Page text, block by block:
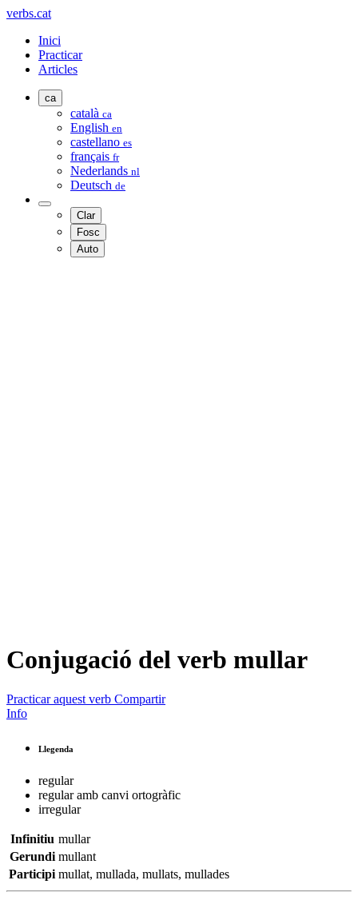
verbs.cat
Inici
Practicar
Articles
ca
català ca
English en
castellano es
français fr
Nederlands nl
Deutsch de
Clar
Fosc
Auto
Conjugació del verb mullar
Practicar aquest verb Compartir
Info
Llegenda
regular
regular amb canvi ortogràfic
irregular
Infinitiu mullar
Gerundi mullant
Participi mullat, mullada, mullats, mullades